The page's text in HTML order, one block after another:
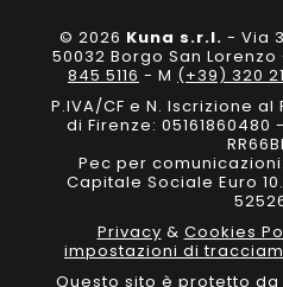
© 2026 Kuna s.r.l. - Via
50032 Borgo San
845 5116 - M (+39) 320
P.IVA/CF e N. Iscrizione
di Firenze: 05161860480
Pec per
Capitale Sociale Euro
Privacy & Cookies
impostazioni di
Questo sito è protetto da